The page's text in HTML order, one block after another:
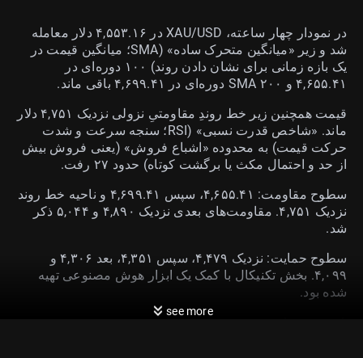
در نمودار چهار ساعته، XAU/USD در ۴,۵۵۳.۱۶ دلار معامله
شد و زیر «میانگین متحرک ساده» (SMA؛ میانگین قیمت در
یک بازه زمانی برای نشان دادن روند) ۱۰۰ دوره‌ای در
۴,۶۵۵.۴۱ و SMA ۲۰۰ دوره‌ای در ۴,۶۹۹.۴۱ باقی ماند.
قیمت همچنین زیر خط روندِ مقاومتیِ نزولی نزدیک ۴,۷۵۱ دلار
ماند. «شاخص قدرت نسبی» (RSI؛ سنجه سرعت و شدت
حرکت قیمت) به محدوده «اشباع فروش» (یعنی فروش بیش
از حد و احتمال مکث یا برگشت کوتاه) حدود ۲۷ رفت.
سطوح مقاومت: ۴,۶۵۵.۴۱، سپس ۴,۶۹۹.۴۱ و ناحیه خط روند
نزدیک ۴,۷۵۱. مقاومت‌های بعدی نزدیک ۴,۸۹۰ و ۵,۰۴۴ ذکر
شد.
سطوح حمایت: نزدیک ۴,۴۷۹، سپس ۴,۳۵۱، بعد ۴,۳۰۶ و
۴,۰۹۹. بخش تکنیکال با کمک یک ابزار هوش مصنوعی تهیه
شده بود.
see more